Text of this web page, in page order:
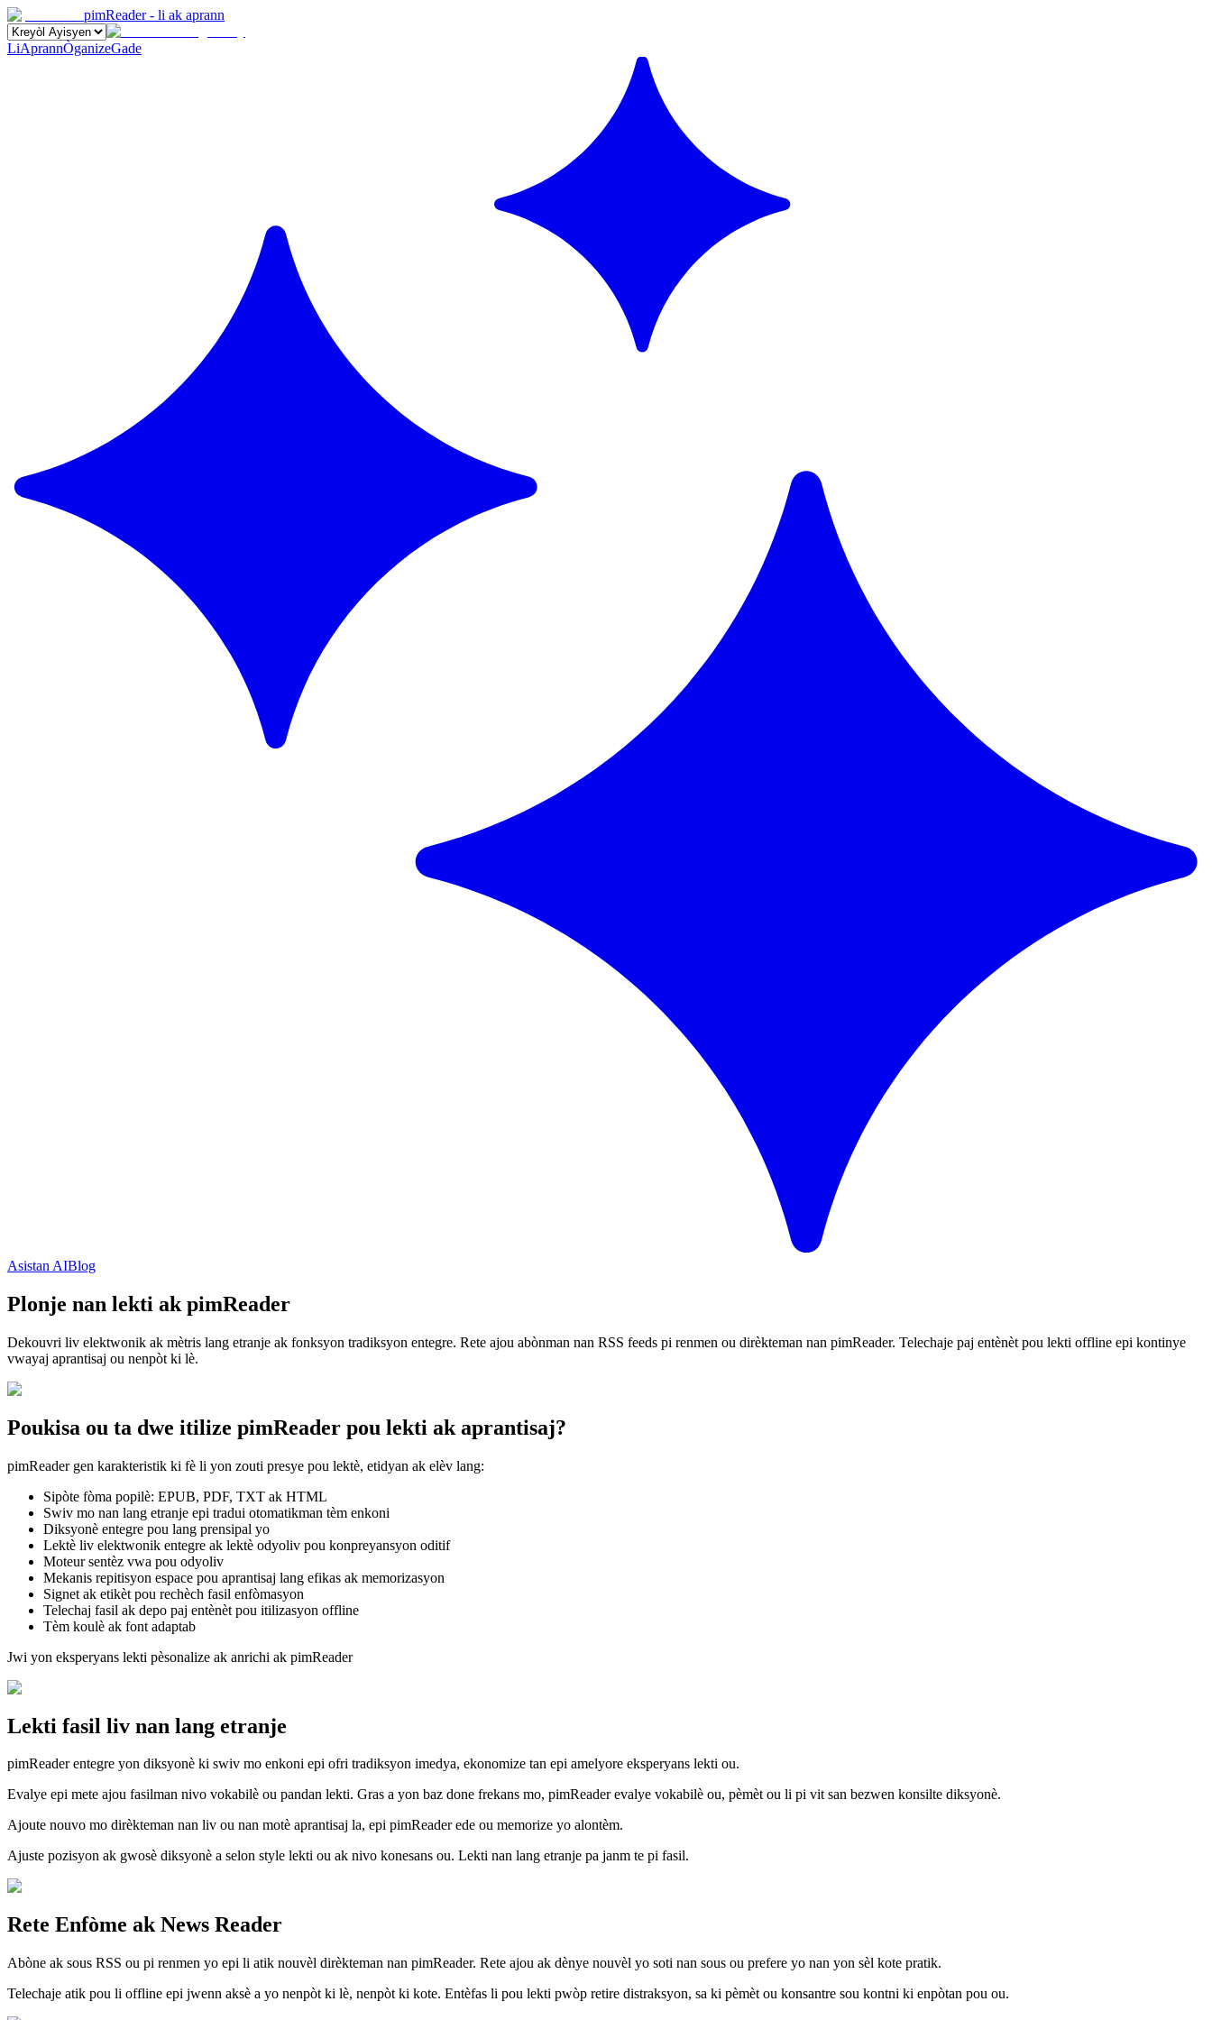
pimReader - li ak aprann
LiAprannÒganizeGade
Asistan AIBlog
Plonje nan lekti ak pimReader
Dekouvri liv elektwonik ak mètris lang etranje ak fonksyon tradiksyon entegre. Rete ajou abònman nan RSS feeds pi renmen ou dirèkteman nan pimReader. Telechaje paj entènèt pou lekti offline epi kontinye
vwayaj aprantisaj ou nenpòt ki lè.
Poukisa ou ta dwe itilize pimReader pou lekti ak aprantisaj?
pimReader gen karakteristik ki fè li yon zouti presye pou lektè, etidyan ak elèv lang:
Sipòte fòma popilè: EPUB, PDF, TXT ak HTML
Swiv mo nan lang etranje epi tradui otomatikman tèm enkoni
Diksyonè entegre pou lang prensipal yo
Lektè liv elektwonik entegre ak lektè odyoliv pou konpreyansyon oditif
Moteur sentèz vwa pou odyoliv
Mekanis repitisyon espace pou aprantisaj lang efikas ak memorizasyon
Signet ak etikèt pou rechèch fasil enfòmasyon
Telechaj fasil ak depo paj entènèt pou itilizasyon offline
Tèm koulè ak font adaptab
Jwi yon eksperyans lekti pèsonalize ak anrichi ak pimReader
Lekti fasil liv nan lang etranje
pimReader entegre yon diksyonè ki swiv mo enkoni epi ofri tradiksyon imedya, ekonomize tan epi amelyore eksperyans lekti ou.
Evalye epi mete ajou fasilman nivo vokabilè ou pandan lekti. Gras a yon baz done frekans mo, pimReader evalye vokabilè ou, pèmèt ou li pi vit san bezwen konsilte diksyonè.
Ajoute nouvo mo dirèkteman nan liv ou nan motè aprantisaj la, epi pimReader ede ou memorize yo alontèm.
Ajuste pozisyon ak gwosè diksyonè a selon style lekti ou ak nivo konesans ou. Lekti nan lang etranje pa janm te pi fasil.
Rete Enfòme ak News Reader
Abòne ak sous RSS ou pi renmen yo epi li atik nouvèl dirèkteman nan pimReader. Rete ajou ak dènye nouvèl yo soti nan sous ou prefere yo nan yon sèl kote pratik.
Telechaje atik pou li offline epi jwenn aksè a yo nenpòt ki lè, nenpòt ki kote. Entèfas li pou lekti pwòp retire distraksyon, sa ki pèmèt ou konsantre sou kontni ki enpòtan pou ou.